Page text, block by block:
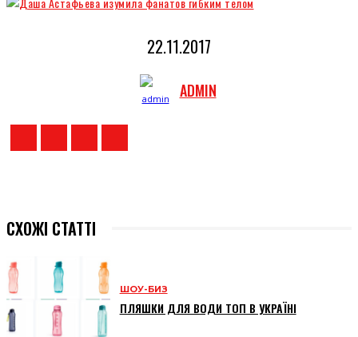
22.11.2017
ADMIN
СХОЖІ СТАТТІ
ШОУ-БИЗ
ПЛЯШКИ ДЛЯ ВОДИ ТОП В УКРАЇНІ